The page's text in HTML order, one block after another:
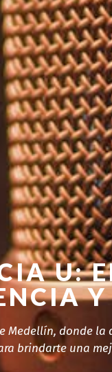
U:
Medellín, donde
brindarte una